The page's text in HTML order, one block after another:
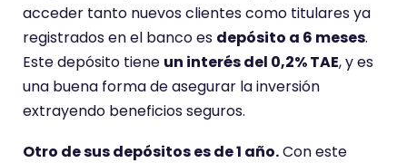
acceder tanto nuevos clientes como titulares ya
registrados en el banco es depósito a 6 meses.
Este depósito tiene un interés del 0,2% TAE, y es
una buena forma de asegurar la inversión
extrayendo beneficios seguros.
Otro de sus depósitos es de 1 año.Con este